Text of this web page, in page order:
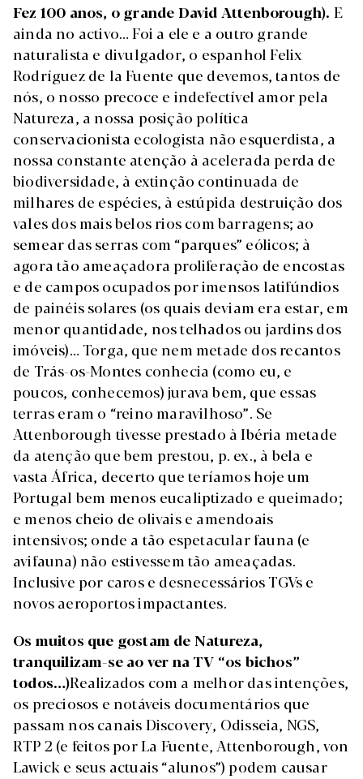
Fez 100 anos, o grande David Attenborough). E
ainda no activo… Foi a ele e a outro grande
naturalista e divulgador, o espanhol Felix
Rodríguez de la Fuente que devemos, tantos de
nós, o nosso precoce e indefectível amor pela
Natureza, a nossa posição política
conservacionista ecologista não esquerdista, a
nossa constante atenção à acelerada perda de
biodiversidade, à extinção continuada de
milhares de espécies, à estúpida destruição dos
vales dos mais belos rios com barragens; ao
semear das serras com “parques” eólicos; à
agora tão ameaçadora proliferação de encostas
e de campos ocupados por imensos latifúndios
de painéis solares (os quais deviam era estar, em
menor quantidade, nos telhados ou jardins dos
imóveis)… Torga, que nem metade dos recantos
de Trás-os-Montes conhecia (como eu, e
poucos, conhecemos) jurava bem, que essas
terras eram o “reino maravilhoso”. Se
Attenborough tivesse prestado à Ibéria metade
da atenção que bem prestou, p. ex., à bela e
vasta África, decerto que teríamos hoje um
Portugal bem menos eucaliptizado e queimado;
e menos cheio de olivais e amendoais
intensivos; onde a tão espetacular fauna (e
avifauna) não estivessem tão ameaçadas.
Inclusive por caros e desnecessários TGVs e
novos aeroportos impactantes.
Os muitos que gostam de Natureza,
tranquilizam-se ao ver na TV “os bichos”
todos…)Realizados com a melhor das intenções,
os preciosos e notáveis documentários que
passam nos canais Discovery, Odisseia, NGS,
RTP 2 (e feitos por La Fuente, Attenborough, von
Lawick e seus actuais “alunos”) podem causar